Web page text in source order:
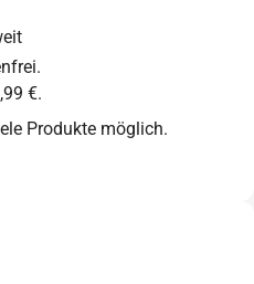
€.
Produkte möglich.